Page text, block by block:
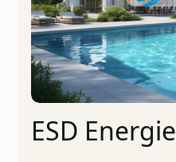
ESD Energie